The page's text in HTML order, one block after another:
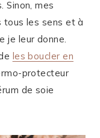
Sinon, mes
tous les sens et à
je leur donne.
les boucler en
protecteur
de soie